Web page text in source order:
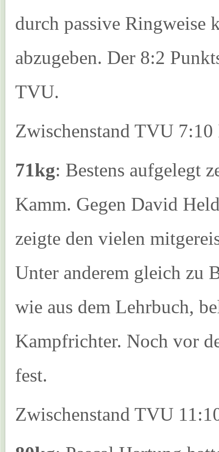
durch passive Ringweise
abzugeben. Der 8:2
TVU.
Zwischenstand TVU 7:10
71kg: Bestens aufgelegt
Kamm. Gegen David
zeigte den vielen
Unter anderem gleich zu
wie aus dem Lehrbuch,
Kampfrichter. Noch vor
fest.
Zwischenstand TVU